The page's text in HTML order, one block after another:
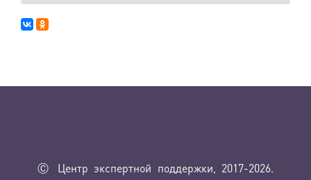
Ⓒ Центр экспертной поддержки, 2017-2026.